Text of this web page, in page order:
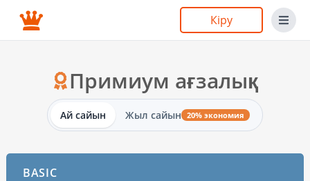
Кіру
Примиум ағзалық
Ай сайын Жыл сайын 20% экономия
BASIC